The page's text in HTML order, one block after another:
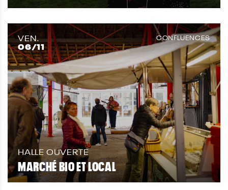
VEN.
06/11
CONFLUENCES
HALLE OUVERTE
MARCHÉ BIO ET LOCAL